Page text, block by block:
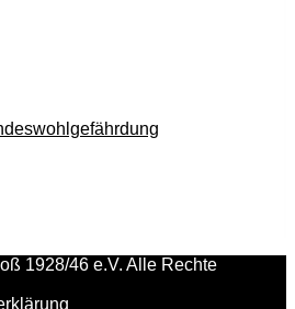
1928/46 e.V. Alle Rechte